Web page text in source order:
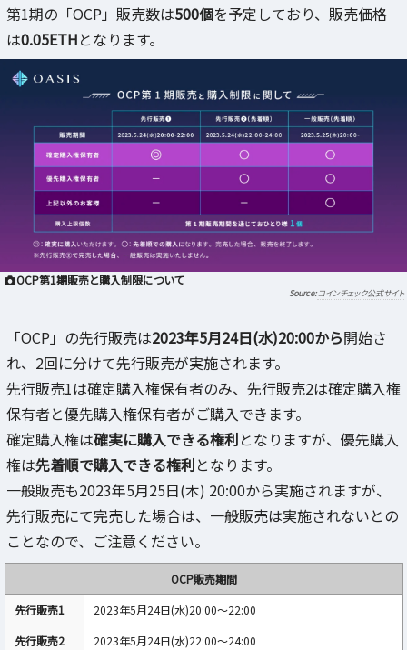
第1期の「OCP」販売数は500個を予定しており、販売価格
は0.05ETHとなります。
OCP第1期販売と購入制限について
コインチェック公式サイト
「OCP」の先行販売は2023年5月24日(水)20:00から開始さ
れ、2回に分けて先行販売が実施されます。
先行販売1は確定購入権保有者のみ、先行販売2は確定購入権
保有者と優先購入権保有者がご購入できます。
確定購入権は確実に購入できる権利となりますが、優先購入
権は先着順で購入できる権利となります。
一般販売も2023年5月25日(木) 20:00から実施されますが、
先行販売にて完売した場合は、一般販売は実施されないとの
ことなので、ご注意ください。
OCP販売期間
先行販売1
2023年5月24日(水)20:00〜22:00
先行販売2
2023年5月24日(水)22:00〜24:00